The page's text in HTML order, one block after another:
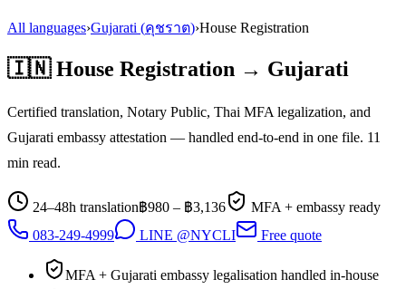
All languages›Gujarati (คุชราต)›House Registration
🇮🇳 House Registration → Gujarati
Certified translation, Notary Public, Thai MFA legalization, and
Gujarati embassy attestation — handled end-to-end in one file. 11
min read.
24–48h translation฿980 – ฿3,136
MFA + embassy ready
083-249-4999
LINE @NYCLI Free quote
MFA + Gujarati embassy legalisation handled in-house